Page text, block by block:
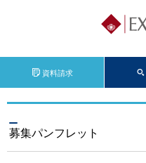
資料請求
募集パンフレット